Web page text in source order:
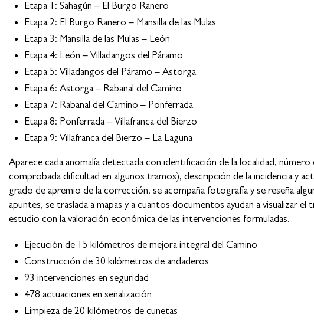
Etapa 1: Sahagún – El Burgo Ranero
Etapa 2: El Burgo Ranero – Mansilla de las Mulas
Etapa 3: Mansilla de las Mulas – León
Etapa 4: León – Villadangos del Páramo
Etapa 5: Villadangos del Páramo – Astorga
Etapa 6: Astorga – Rabanal del Camino
Etapa 7: Rabanal del Camino – Ponferrada
Etapa 8: Ponferrada – Villafranca del Bierzo
Etapa 9: Villafranca del Bierzo – La Laguna
Aparece cada anomalía detectada con identificación de la localidad,
comprobada dificultad en algunos tramos), descripción de la incidencia y
grado de apremio de la corrección, se acompaña fotografía y se reseña
apuntes, se traslada a mapas y a cuantos documentos ayudan a visualizar
estudio con la valoración económica de las intervenciones formuladas.
Ejecución de 15 kilómetros de mejora integral del Camino
Construcción de 30 kilómetros de andaderos
93 intervenciones en seguridad
478 actuaciones en señalización
Limpieza de 20 kilómetros de cunetas